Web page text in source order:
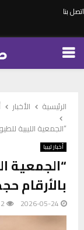
اتصل بنا
PRIMARY
الرئيسية الأخبار
“الجمعية الليبية
أخبار ليبيا
“الجمعية
بالأرقام
2026-05-24